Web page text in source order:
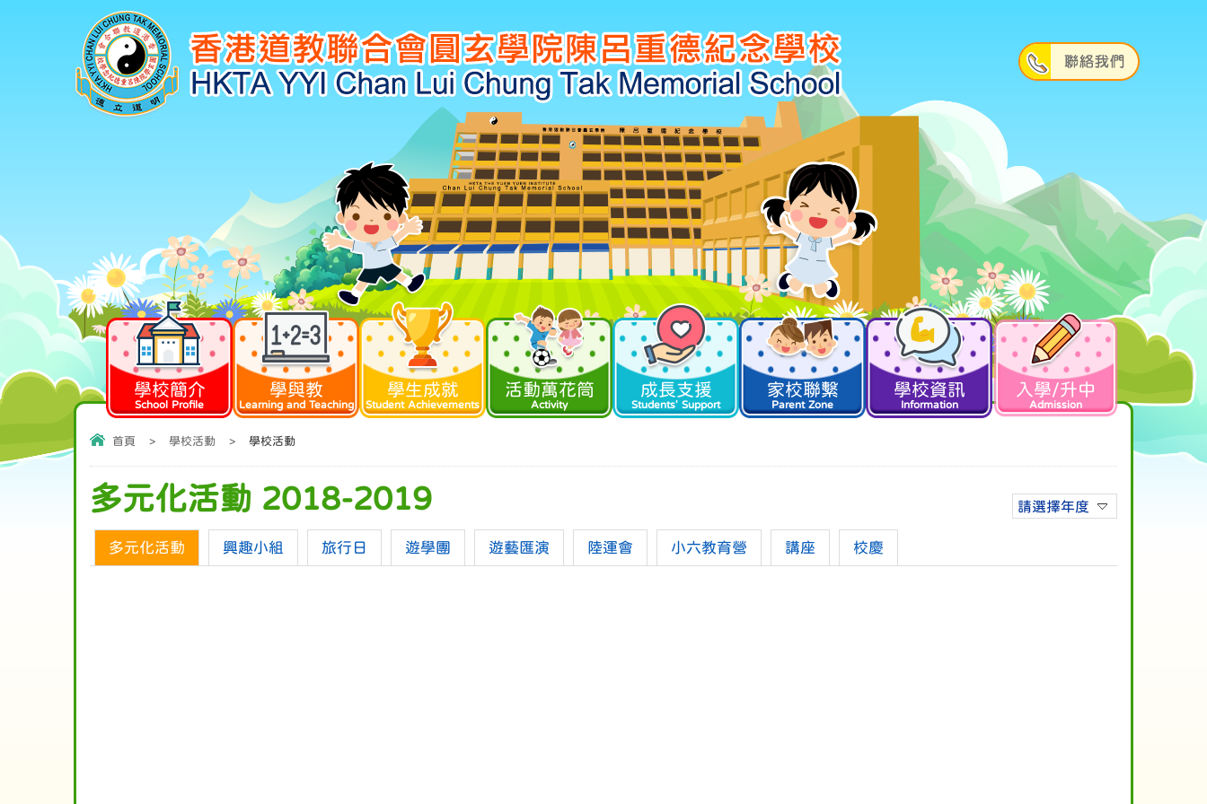
學校簡介
School Profile
學與教
Learning and Teaching
學生成就
Student Achievements
活動萬花筒
Activity
成長支援
Students' Support
家校聯繫
Parent Zone
學校資訊
Information
入學/升中
Admission
首頁 > 學校活動 > 學校活動
請選擇年度
多元化活動 2018-2019
多元化活動 興趣小組 旅行日 遊學團 遊藝匯演 陸運會 小六教育營 講座 校慶